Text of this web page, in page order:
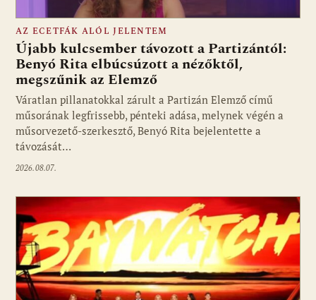
Fotó: media1.hu
AZ ECETFÁK ALÓL JELENTEM
Újabb kulcsember távozott a Partizántól:
Benyó Rita elbúcsúzott a nézőktől,
megszűnik az Elemző
Váratlan pillanatokkal zárult a Partizán Elemző című
műsorának legfrissebb, pénteki adása, melynek végén a
műsorvezető-szerkesztő, Benyó Rita bejelentette a
távozását…
2026.08.07.